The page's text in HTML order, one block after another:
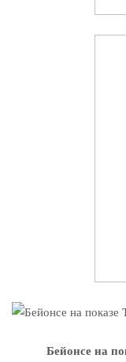
Бейонсе на